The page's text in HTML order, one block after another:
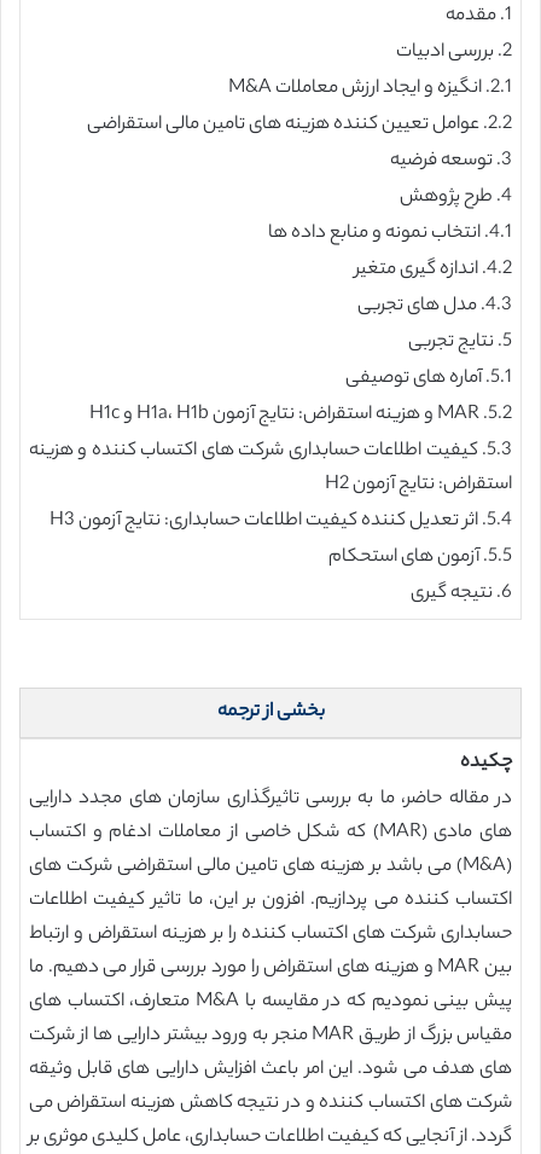
1. مقدمه
2. بررسی ادبیات
2.1. انگیزه و ایجاد ارزش معاملات M&A
2.2. عوامل تعیین کننده هزینه های تامین مالی استقراضی
3. توسعه فرضیه
4. طرح پژوهش
4.1. انتخاب نمونه و منابع داده ها
4.2. اندازه گیری متغیر
4.3. مدل های تجربی
5. نتایج تجربی
5.1. آماره های توصیفی
5.2. MAR و هزینه استقراض: نتایج آزمون H1a، H1b و H1c
5.3. کیفیت اطلاعات حسابداری شرکت های اکتساب کننده و هزینه
استقراض: نتایج آزمون H2
5.4. اثر تعدیل کننده کیفیت اطلاعات حسابداری: نتایج آزمون H3
5.5. آزمون های استحکام
6. نتیجه گیری
بخشی از ترجمه
چکیده
در مقاله حاضر، ما به بررسی تاثیرگذاری سازمان های مجدد دارایی
های مادی (MAR) که شکل خاصی از معاملات ادغام و اکتساب
(M&A) می باشد بر هزینه های تامین مالی استقراضی شرکت های
اکتساب کننده می پردازیم. افزون بر این، ما تاثیر کیفیت اطلاعات
حسابداری شرکت های اکتساب کننده را بر هزینه استقراض و ارتباط
بین MAR و هزینه های استقراض را مورد بررسی قرار می دهیم. ما
پیش بینی نمودیم که در مقایسه با M&A متعارف، اکتساب های
مقیاس بزرگ از طریق MAR منجر به ورود بیشتر دارایی ها از شرکت
های هدف می شود. این امر باعث افزایش دارایی های قابل وثیقه
شرکت های اکتساب کننده و در نتیجه کاهش هزینه استقراض می
گردد. از آنجایی که کیفیت اطلاعات حسابداری، عامل کلیدی موثری بر